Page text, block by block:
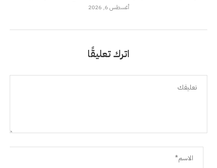
أغسطس 6, 2026
اترك تعليقًا